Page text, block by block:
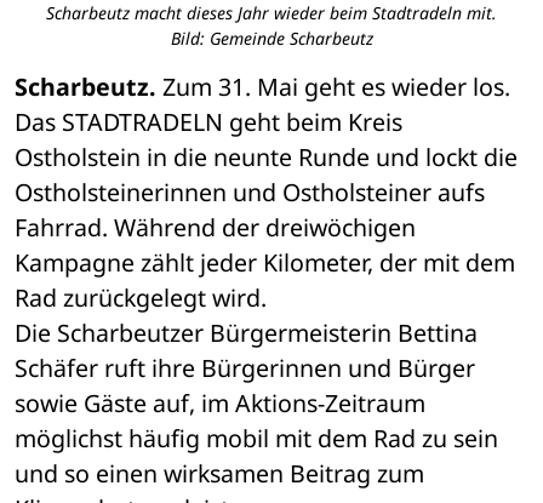
Scharbeutz macht dieses Jahr wieder beim Stadtradeln mit.
Bild: Gemeinde Scharbeutz
Scharbeutz. Zum 31. Mai geht es wieder los.
Das STADTRADELN geht beim Kreis
Ostholstein in die neunte Runde und lockt die
Ostholsteinerinnen und Ostholsteiner aufs
Fahrrad. Während der dreiwöchigen
Kampagne zählt jeder Kilometer, der mit dem
Rad zurückgelegt wird.
Die Scharbeutzer Bürgermeisterin Bettina
Schäfer ruft ihre Bürgerinnen und Bürger
sowie Gäste auf, im Aktions-Zeitraum
möglichst häufig mobil mit dem Rad zu sein
und so einen wirksamen Beitrag zum